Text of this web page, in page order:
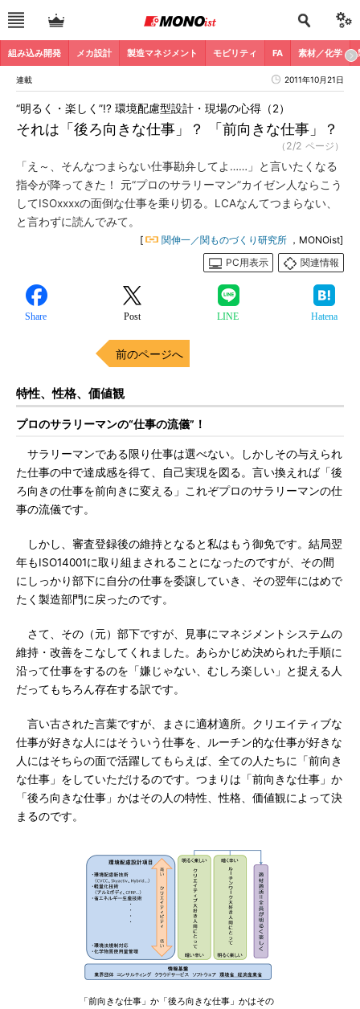
組み込み開発 メカ設計 製造マネジメント モビリティ FA 素材／化学
連載 2011年10月21日
それは「後ろ向きな仕事」？ 「前向きな仕事」？
“明るく・楽しく”!? 環境配慮型設計・現場の心得（2）
（2/2 ページ）
「え～、そんなつまらない仕事勘弁してよ……」と言いたくなる
指令が降ってきた！ 元“プロのサラリーマン”カイゼン人ならこう
してISOxxxxの面倒な仕事を乗り切る。LCAなんてつまらない、
と言わずに読んでみて。
[ 関伸一／関ものづくり研究所 ，MONOist]
PC用表示
関連情報
Share Post LINE Hatena
前のページへ
特性、性格、価値観
プロのサラリーマンの“仕事の流儀”！
サラリーマンである限り仕事は選べない。しかしその与えられ
た仕事の中で達成感を得て、自己実現を図る。言い換えれば「後
ろ向きの仕事を前向きに変える」これぞプロのサラリーマンの仕
事の流儀です。
しかし、審査登録後の維持となると私はもう御免です。結局翌
年もISO14001に取り組まされることになったのですが、その間
にしっかり部下に自分の仕事を委譲していき、その翌年にはめで
たく製造部門に戻ったのです。
さて、その（元）部下ですが、見事にマネジメントシステムの
維持・改善をこなしてくれました。あらかじめ決められた手順に
沿って仕事をするのを「嫌じゃない、むしろ楽しい」と捉える人
だってもちろん存在する訳です。
言い古された言葉ですが、まさに適材適所。クリエイティブな
仕事が好きな人にはそういう仕事を、ルーチン的な仕事が好きな
人にはそちらの面で活躍してもらえば、全ての人たちに「前向き
な仕事」をしていただけるのです。つまりは「前向きな仕事」か
「後ろ向きな仕事」かはその人の特性、性格、価値観によって決
まるのです。
「前向きな仕事」か「後ろ向きな仕事」かはその